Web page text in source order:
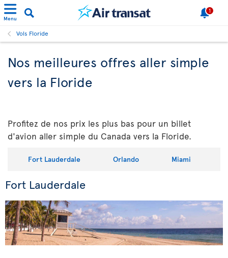
Menu
1
Vols Floride
Nos meilleures offres aller simple
vers la Floride
Profitez de nos prix les plus bas pour un billet
d'avion aller simple du Canada vers la Floride.
Fort Lauderdale Orlando Miami
Fort Lauderdale